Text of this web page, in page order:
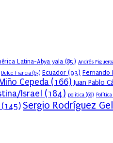
Latina-Abya yala (85) Andrés
Dulce Francia (63) Ecuador (93) Fernando
Cepeda (166) Juan Pablo
Israel (184) política (66)
(145) Sergio Rodríguez